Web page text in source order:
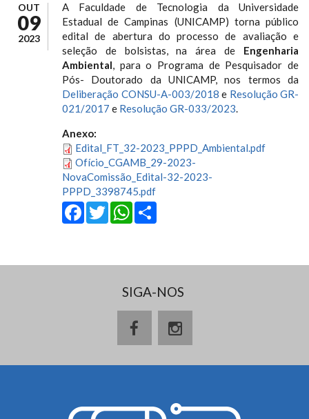
OUT
09
2023
A Faculdade de Tecnologia da Universidade
Estadual de Campinas (UNICAMP) torna público
edital de abertura do processo de avaliação e
seleção de bolsistas, na área de Engenharia
Ambiental, para o Programa de Pesquisador de
Pós- Doutorado da UNICAMP, nos termos da
Deliberação CONSU-A-003/2018 e Resolução GR-
021/2017 e Resolução GR-033/2023.
Anexo:
Edital_FT_32-2023_PPPD_Ambiental.pdf
Ofício_CGAMB_29-2023-
NovaComissão_Edital-32-2023-
PPPD_3398745.pdf
Facebook
Twitter
WhatsApp
SIGA-NOS